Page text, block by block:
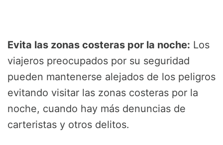
Evita las zonas costeras por la noche: Los
viajeros preocupados por su seguridad
pueden mantenerse alejados de los peligros
evitando visitar las zonas costeras por la
noche, cuando hay más denuncias de
carteristas y otros delitos.